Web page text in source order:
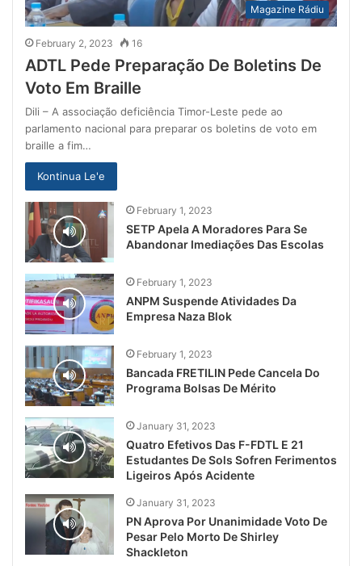
Magazine Rádiu
February 2, 2023 16
ADTL Pede Preparação De Boletins De
Voto Em Braille
Dili – A associação deficiência Timor-Leste pede ao
parlamento nacional para preparar os boletins de voto em
braille a fim…
Kontinua Le'e
February 1, 2023
SETP Apela A Moradores Para Se
Abandonar Imediações Das Escolas
February 1, 2023
ANPM Suspende Atividades Da
Empresa Naza Blok
February 1, 2023
Bancada FRETILIN Pede Cancela Do
Programa Bolsas De Mérito
January 31, 2023
Quatro Efetivos Das F-FDTL E 21
Estudantes De Sols Sofren Ferimentos
Ligeiros Após Acidente
January 31, 2023
PN Aprova Por Unanimidade Voto De
Pesar Pelo Morto De Shirley
Shackleton